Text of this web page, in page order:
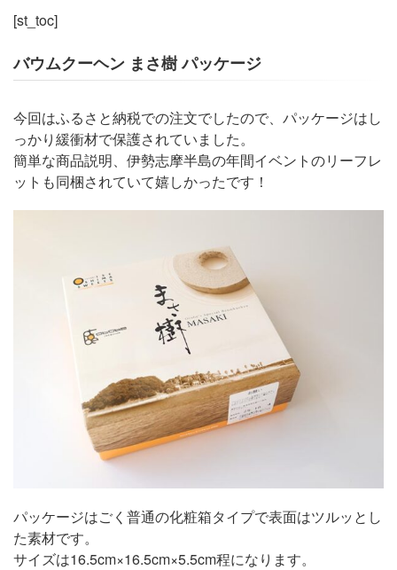
[st_toc]
バウムクーヘン まさ樹 パッケージ
今回はふるさと納税での注文でしたので、パッケージはし
っかり緩衝材で保護されていました。
簡単な商品説明、伊勢志摩半島の年間イベントのリーフレ
ットも同梱されていて嬉しかったです！
パッケージはごく普通の化粧箱タイプで表面はツルッとし
た素材です。
サイズは16.5cm×16.5cm×5.5cm程になります。